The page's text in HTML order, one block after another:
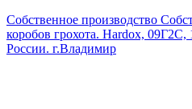
Собственное производство
коробов грохота. Hardox,
России. г.Владимир